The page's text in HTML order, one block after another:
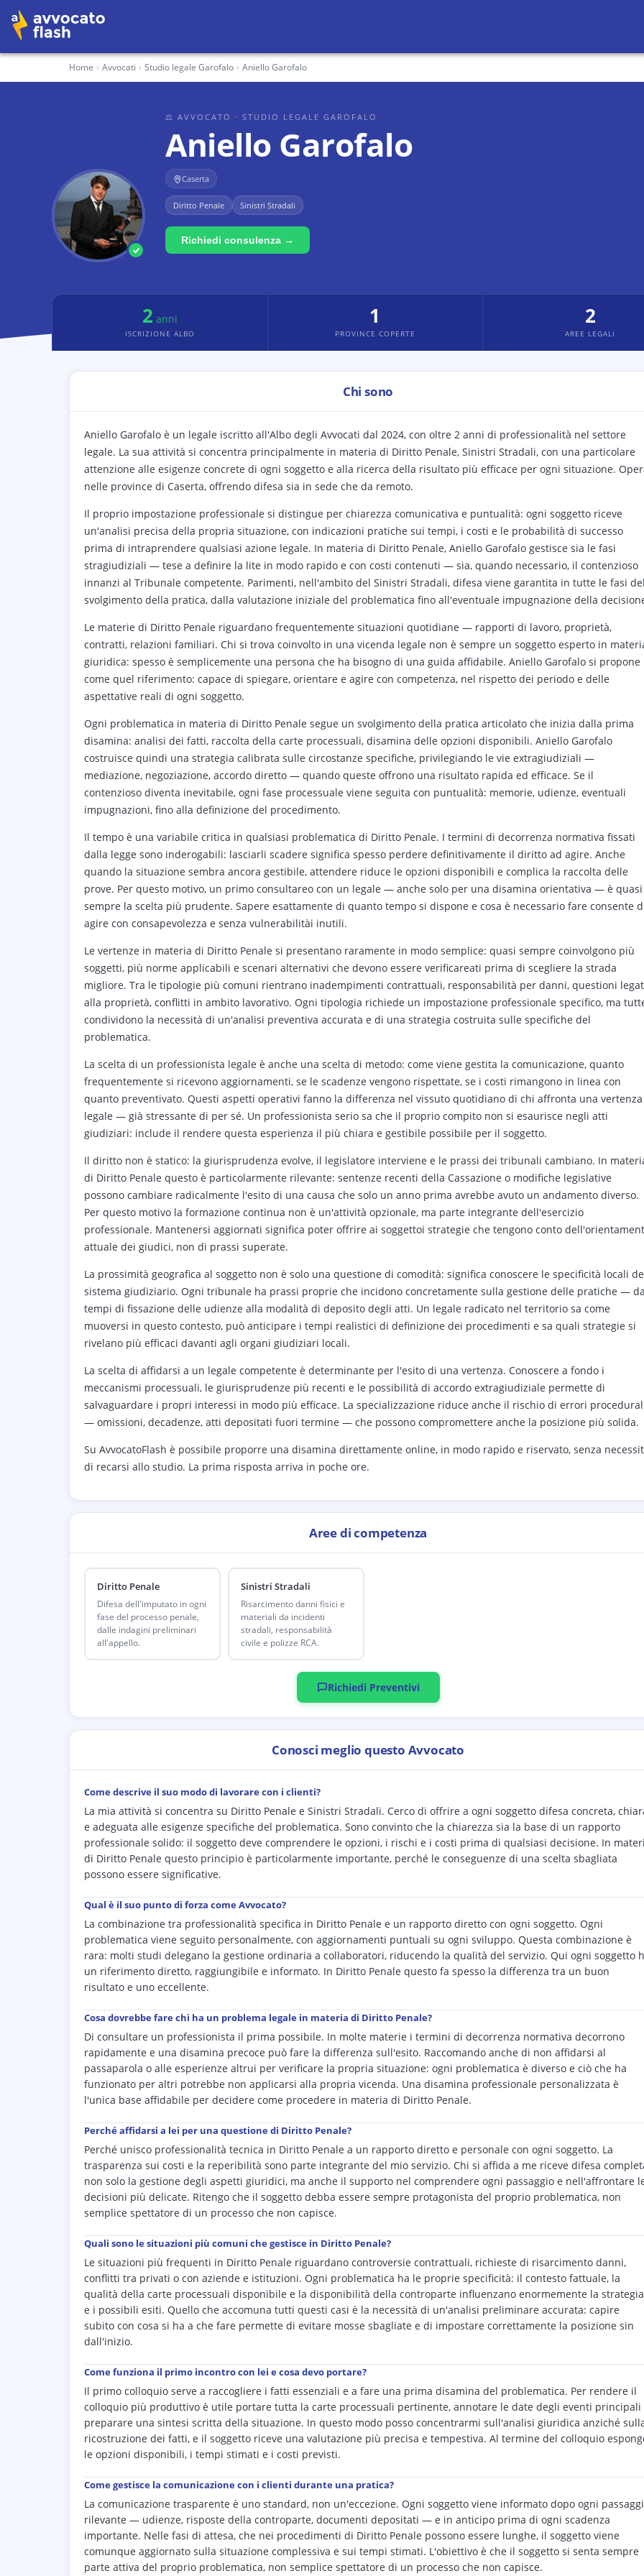
Home › Avvocati › Studio legale Garofalo › Aniello Garofalo
⚖ AVVOCATO · STUDIO LEGALE GAROFALO
Aniello Garofalo
Caserta
Diritto Penale Sinistri Stradali
Richiedi consulenza →
2 anni
ISCRIZIONE ALBO
1
PROVINCE COPERTE
2
AREE LEGALI
Chi sono
Aniello Garofalo è un legale iscritto all'Albo degli Avvocati dal 2024, con oltre 2 anni di professionalità nel settore
legale. La sua attività si concentra principalmente in materia di Diritto Penale, Sinistri Stradali, con una particolare
attenzione alle esigenze concrete di ogni soggetto e alla ricerca della risultato più efficace per ogni situazione.
nelle province di Caserta, offrendo difesa sia in sede che da remoto.
Il proprio impostazione professionale si distingue per chiarezza comunicativa e puntualità: ogni soggetto riceve
un'analisi precisa della propria situazione, con indicazioni pratiche sui tempi, i costi e le probabilità di successo
prima di intraprendere qualsiasi azione legale. In materia di Diritto Penale, Aniello Garofalo gestisce sia le fasi
stragiudiziali — tese a definire la lite in modo rapido e con costi contenuti — sia, quando necessario, il contenzioso
innanzi al Tribunale competente. Parimenti, nell'ambito del Sinistri Stradali, difesa viene garantita in tutte le fasi
svolgimento della pratica, dalla valutazione iniziale del problematica fino all'eventuale impugnazione della
Le materie di Diritto Penale riguardano frequentemente situazioni quotidiane — rapporti di lavoro, proprietà,
contratti, relazioni familiari. Chi si trova coinvolto in una vicenda legale non è sempre un soggetto esperto in
giuridica: spesso è semplicemente una persona che ha bisogno di una guida affidabile. Aniello Garofalo si propone
come quel riferimento: capace di spiegare, orientare e agire con competenza, nel rispetto dei periodo e delle
aspettative reali di ogni soggetto.
Ogni problematica in materia di Diritto Penale segue un svolgimento della pratica articolato che inizia dalla prima
disamina: analisi dei fatti, raccolta della carte processuali, disamina delle opzioni disponibili. Aniello Garofalo
costruisce quindi una strategia calibrata sulle circostanze specifiche, privilegiando le vie extragiudiziali —
mediazione, negoziazione, accordo diretto — quando queste offrono una risultato rapida ed efficace. Se il
contenzioso diventa inevitabile, ogni fase processuale viene seguita con puntualità: memorie, udienze, eventuali
impugnazioni, fino alla definizione del procedimento.
Il tempo è una variabile critica in qualsiasi problematica di Diritto Penale. I termini di decorrenza normativa fissati
dalla legge sono inderogabili: lasciarli scadere significa spesso perdere definitivamente il diritto ad agire. Anche
quando la situazione sembra ancora gestibile, attendere riduce le opzioni disponibili e complica la raccolta delle
prove. Per questo motivo, un primo consultareo con un legale — anche solo per una disamina orientativa — è quasi
sempre la scelta più prudente. Sapere esattamente di quanto tempo si dispone e cosa è necessario fare consente
agire con consapevolezza e senza vulnerabilitài inutili.
Le vertenze in materia di Diritto Penale si presentano raramente in modo semplice: quasi sempre coinvolgono più
soggetti, più norme applicabili e scenari alternativi che devono essere verificareati prima di scegliere la strada
migliore. Tra le tipologie più comuni rientrano inadempimenti contrattuali, responsabilità per danni, questioni
alla proprietà, conflitti in ambito lavorativo. Ogni tipologia richiede un impostazione professionale specifico, ma
condividono la necessità di un'analisi preventiva accurata e di una strategia costruita sulle specifiche del
problematica.
La scelta di un professionista legale è anche una scelta di metodo: come viene gestita la comunicazione, quanto
frequentemente si ricevono aggiornamenti, se le scadenze vengono rispettate, se i costi rimangono in linea con
quanto preventivato. Questi aspetti operativi fanno la differenza nel vissuto quotidiano di chi affronta una vertenza
legale — già stressante di per sé. Un professionista serio sa che il proprio compito non si esaurisce negli atti
giudiziari: include il rendere questa esperienza il più chiara e gestibile possibile per il soggetto.
Il diritto non è statico: la giurisprudenza evolve, il legislatore interviene e le prassi dei tribunali cambiano. In
di Diritto Penale questo è particolarmente rilevante: sentenze recenti della Cassazione o modifiche legislative
possono cambiare radicalmente l'esito di una causa che solo un anno prima avrebbe avuto un andamento diverso.
Per questo motivo la formazione continua non è un'attività opzionale, ma parte integrante dell'esercizio
professionale. Mantenersi aggiornati significa poter offrire ai soggettoi strategie che tengono conto
attuale dei giudici, non di prassi superate.
La prossimità geografica al soggetto non è solo una questione di comodità: significa conoscere le specificità locali
sistema giudiziario. Ogni tribunale ha prassi proprie che incidono concretamente sulla gestione delle pratiche —
tempi di fissazione delle udienze alla modalità di deposito degli atti. Un legale radicato nel territorio sa come
muoversi in questo contesto, può anticipare i tempi realistici di definizione dei procedimenti e sa quali strategie si
rivelano più efficaci davanti agli organi giudiziari locali.
La scelta di affidarsi a un legale competente è determinante per l'esito di una vertenza. Conoscere a fondo i
meccanismi processuali, le giurisprudenze più recenti e le possibilità di accordo extragiudiziale permette di
salvaguardare i propri interessi in modo più efficace. La specializzazione riduce anche il rischio di errori
— omissioni, decadenze, atti depositati fuori termine — che possono compromettere anche la posizione più solida.
Su AvvocatoFlash è possibile proporre una disamina direttamente online, in modo rapido e riservato, senza
di recarsi allo studio. La prima risposta arriva in poche ore.
Aree di competenza
Diritto Penale
Difesa dell'imputato in ogni
fase del processo penale,
dalle indagini preliminari
all'appello.
Sinistri Stradali
Risarcimento danni fisici e
materiali da incidenti
stradali, responsabilità
civile e polizze RCA.
Richiedi Preventivi
Conosci meglio questo Avvocato
Come descrive il suo modo di lavorare con i clienti?
La mia attività si concentra su Diritto Penale e Sinistri Stradali. Cerco di offrire a ogni soggetto difesa concreta,
e adeguata alle esigenze specifiche del problematica. Sono convinto che la chiarezza sia la base di un rapporto
professionale solido: il soggetto deve comprendere le opzioni, i rischi e i costi prima di qualsiasi decisione. In
di Diritto Penale questo principio è particolarmente importante, perché le conseguenze di una scelta sbagliata
possono essere significative.
Qual è il suo punto di forza come Avvocato?
La combinazione tra professionalità specifica in Diritto Penale e un rapporto diretto con ogni soggetto. Ogni
problematica viene seguito personalmente, con aggiornamenti puntuali su ogni sviluppo. Questa combinazione è
rara: molti studi delegano la gestione ordinaria a collaboratori, riducendo la qualità del servizio. Qui ogni soggetto
un riferimento diretto, raggiungibile e informato. In Diritto Penale questo fa spesso la differenza tra un buon
risultato e uno eccellente.
Cosa dovrebbe fare chi ha un problema legale in materia di Diritto Penale?
Di consultare un professionista il prima possibile. In molte materie i termini di decorrenza normativa decorrono
rapidamente e una disamina precoce può fare la differenza sull'esito. Raccomando anche di non affidarsi al
passaparola o alle esperienze altrui per verificare la propria situazione: ogni problematica è diverso e ciò che ha
funzionato per altri potrebbe non applicarsi alla propria vicenda. Una disamina professionale personalizzata è
l'unica base affidabile per decidere come procedere in materia di Diritto Penale.
Perché affidarsi a lei per una questione di Diritto Penale?
Perché unisco professionalità tecnica in Diritto Penale a un rapporto diretto e personale con ogni soggetto. La
trasparenza sui costi e la reperibilità sono parte integrante del mio servizio. Chi si affida a me riceve difesa
non solo la gestione degli aspetti giuridici, ma anche il supporto nel comprendere ogni passaggio e nell'affrontare
decisioni più delicate. Ritengo che il soggetto debba essere sempre protagonista del proprio problematica, non
semplice spettatore di un processo che non capisce.
Quali sono le situazioni più comuni che gestisce in Diritto Penale?
Le situazioni più frequenti in Diritto Penale riguardano controversie contrattuali, richieste di risarcimento danni,
conflitti tra privati o con aziende e istituzioni. Ogni problematica ha le proprie specificità: il contesto fattuale, la
qualità della carte processuali disponibile e la disponibilità della controparte influenzano enormemente la strategia
e i possibili esiti. Quello che accomuna tutti questi casi è la necessità di un'analisi preliminare accurata: capire
subito con cosa si ha a che fare permette di evitare mosse sbagliate e di impostare correttamente la posizione sin
dall'inizio.
Come funziona il primo incontro con lei e cosa devo portare?
Il primo colloquio serve a raccogliere i fatti essenziali e a fare una prima disamina del problematica. Per rendere il
colloquio più produttivo è utile portare tutta la carte processuali pertinente, annotare le date degli eventi principali
preparare una sintesi scritta della situazione. In questo modo posso concentrarmi sull'analisi giuridica anziché
ricostruzione dei fatti, e il soggetto riceve una valutazione più precisa e tempestiva. Al termine del colloquio
le opzioni disponibili, i tempi stimati e i costi previsti.
Come gestisce la comunicazione con i clienti durante una pratica?
La comunicazione trasparente è uno standard, non un'eccezione. Ogni soggetto viene informato dopo ogni
rilevante — udienze, risposte della controparte, documenti depositati — e in anticipo prima di ogni scadenza
importante. Nelle fasi di attesa, che nei procedimenti di Diritto Penale possono essere lunghe, il soggetto viene
comunque aggiornato sulla situazione complessiva e sui tempi stimati. L'obiettivo è che il soggetto si senta sempre
parte attiva del proprio problematica, non semplice spettatore di un processo che non capisce.